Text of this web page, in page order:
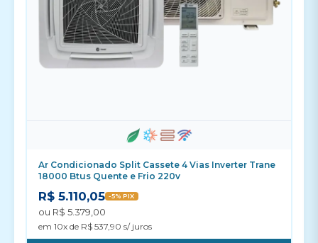
Ar Condicionado Split Cassete 4 Vias Inverter Trane
18000 Btus Quente e Frio 220v
R$ 5.110,05 -5% PIX
ou R$ 5.379,00
em 10x de R$ 537,90 s/ juros